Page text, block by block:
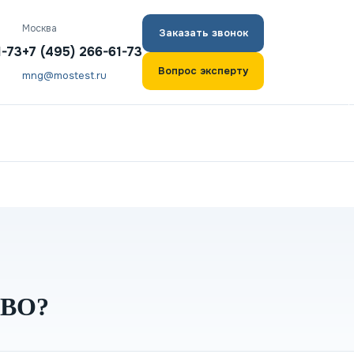
73
Москва
+7 (495) 266-61-73
mng@mostest.ru
Заказать звонок
Вопрос эксперту